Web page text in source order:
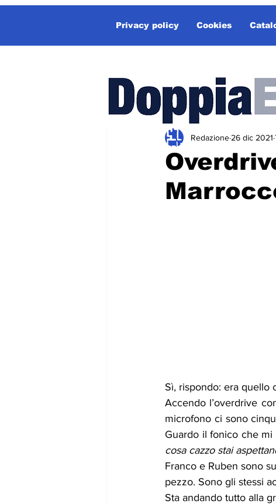
Privacy policy Cookies
Redazione 26 dic 2021
Sì, rispondo: era quello
Accendo l’overdrive
microfono ci sono
Guardo il fonico che
cosa cazzo stai
Franco e Ruben sono
pezzo. Sono gli stessi
Sta andando tutto alla